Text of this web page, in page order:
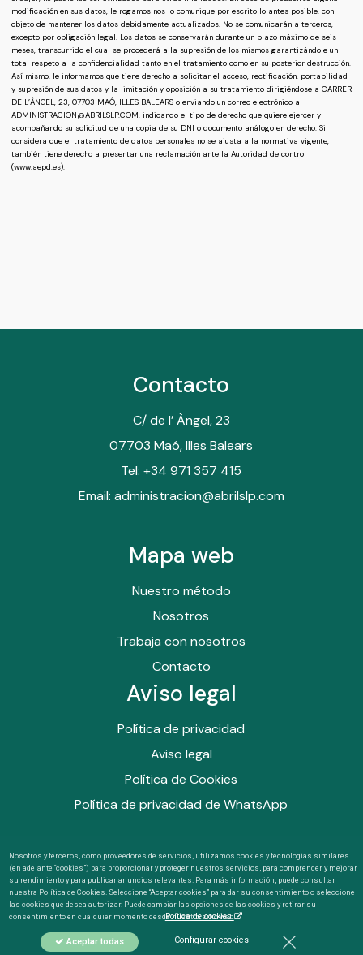
modificación en sus datos, le rogamos nos lo comunique por escrito lo antes posible, con
objeto de mantener los datos debidamente actualizados. No se comunicarán a terceros,
excepto por obligación legal. Los datos se conservarán durante un plazo máximo de seis
meses, transcurrido el cual se procederá a la supresión de los mismos garantizándole un
total respeto a la confidencialidad tanto en el tratamiento como en su posterior destrucción.
Así mismo, le informamos que tiene derecho a solicitar el acceso, rectificación, portabilidad
y supresión de sus datos y la limitación y oposición a su tratamiento dirigiéndose a CARRER
DE L’ÀNGEL, 23, 07703 MAÓ, ILLES BALEARS o enviando un correo electrónico a
ADMINISTRACION@ABRILSLP.COM, indicando el tipo de derecho que quiere ejercer y
acompañando su solicitud de una copia de su DNI o documento análogo en derecho. Si
considera que el tratamiento de datos personales no se ajusta a la normativa vigente,
también tiene derecho a presentar una reclamación ante la Autoridad de control
(www.aepd.es).
blank
Contacto
C/ de l’ Àngel, 23
07703 Maó, Illes Balears
Tel: +34 971 357 415
Email: administracion@abrilslp.com
Mapa web
Nuestro método
Nosotros
Trabaja con nosotros
Contacto
Aviso legal
Política de privacidad
Aviso legal
Política de Cookies
Política de privacidad de WhatsApp
©2026Abril Consultoría Agroambiental SLP
Nosotros y terceros, como proveedores de servicios, utilizamos cookies y tecnologías similares
(en adelante “cookies”) para proporcionar y proteger nuestros servicios, para comprender y mejorar
su rendimiento y para publicar anuncios relevantes. Para más información, puede consultar
nuestra Política de Cookies. Seleccione “Aceptar cookies” para dar su consentimiento o seleccione
las cookies que desea autorizar. Puede cambiar las opciones de las cookies y retirar su
consentimiento en cualquier momento desde nuestro sitio web.
Poítica de cookies
Configurar cookies
Aceptar todas